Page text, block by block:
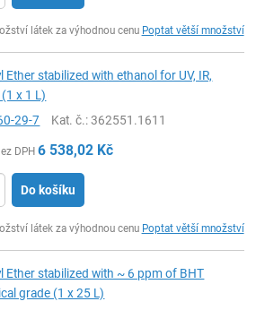
látek za výhodnou cenu Poptat větší množství
Ether stabilized with ethanol for UV, IR,
x 1 L)
29-7 Kat. č.: 362551.1611
DPH 6 538,02 Kč
Do košíku
látek za výhodnou cenu Poptat větší množství
Ether stabilized with ~ 6 ppm of BHT
grade (1 x 25 L)